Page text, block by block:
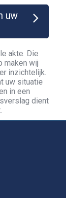
uw
akte. Die
maken wij
inzichtelijk.
uw situatie
in een
dient